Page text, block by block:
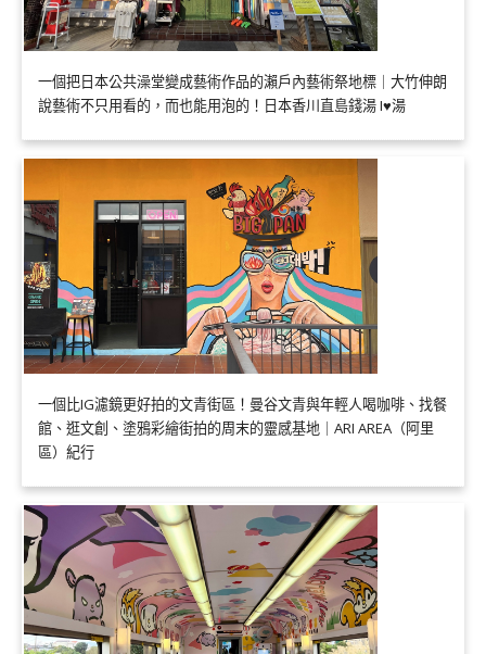
一個把日本公共澡堂變成藝術作品的瀨戶內藝術祭地標｜大竹伸朗
說藝術不只用看的，而也能用泡的！日本香川直島錢湯 I♥湯
一個比IG濾鏡更好拍的文青街區！曼谷文青與年輕人喝咖啡、找餐
館、逛文創、塗鴉彩繪街拍的周末的靈感基地｜ARI AREA（阿里
區）紀行